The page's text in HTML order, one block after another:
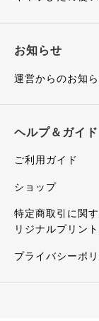
お知らせ
運営からのお知
ヘルプ＆ガイド
ご利用ガイド
ショップ
特定商取引に関
リジナルプリン
プライバシーポ